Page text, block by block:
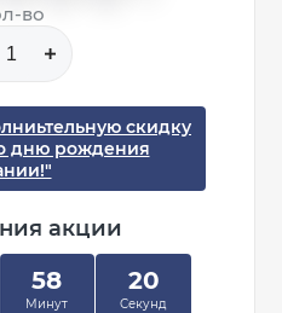
во
скидку
дню рождения
акции
58
Минут
20
Секунд